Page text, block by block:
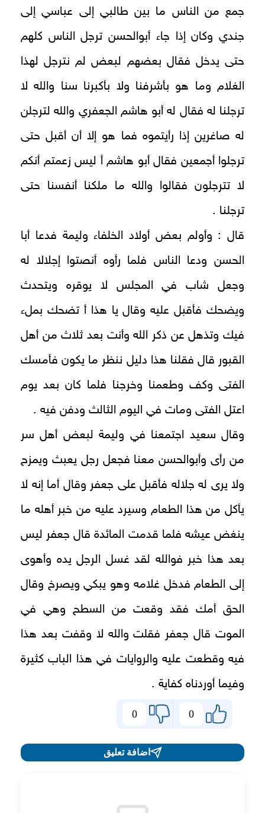
جمع من الناس ما بين طالبي إلى عباسي إلى
جندي وكان إذا جاء أبوالحسن ترجل الناس كلهم
حتى يدخل فقال بعضهم لبعض لم نترجل لهذا
الغلام وما هو بأشرفنا ولا بأكبرنا سنا والله لا
ترجلنا له فقال له أبو هاشم الجعفري والله لترجلن
له صاغرين إذا رأيتموه فما هو إلا أن أقبل حتى
ترجلوا أجمعين فقال أبو هاشم أ ليس زعمتم أنكم
لا تترجلون فقالوا والله ما ملكنا أنفسنا حتى
ترجلنا .
قال : وأولم بعض أولاد الخلفاء وليمة فدعا أبا
الحسن ودعا الناس فلما رأوه أنصتوا إجلالا له
وجعل شاب في المجلس لا يوقره ويتحدث
ويضحك فأقبل عليه وقال يا هذا أ تضحك بملء
فيك وتذهل عن ذكر الله وأنت بعد ثلاث من أهل
القبور قال فقلنا هذا دليل ننظر ما يكون فأمسك
الفتى وكف وطعمنا وخرجنا فلما كان بعد يوم
اعتل الفتى ومات في اليوم الثالث ودفن فيه .
وقال سعيد اجتمعنا في وليمة لبعض أهل سر
من رأى وأبوالحسن معنا فجعل رجل يعبث ويمزح
ولا يرى له جلاله فأقبل على جعفر وقال أما إنه لا
يأكل من هذا الطعام وسيرد عليه من خبر أهله ما
ينغض عيشه فلما قدمت المائدة قال جعفر ليس
بعد هذا خبر فوالله لقد غسل الرجل يده وأهوى
إلى الطعام فدخل غلامه وهو يبكي ويصرخ وقال
الحق أمك فقد وقعت من السطح وهي في
الموت قال جعفر فقلت والله لا وقفت بعد هذا
فيه وقطعت عليه والروايات في هذا الباب كثيرة
وفيما أوردناه كفاية .
0
0
اضافة تعليق